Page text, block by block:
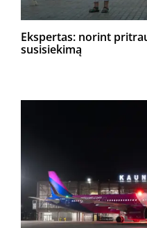
Ekspertas: norint
susisiekimą